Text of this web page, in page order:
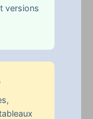
versions